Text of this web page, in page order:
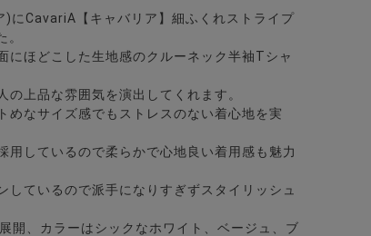
袖Tシャツ/全4色
にCavariA【キャバリア】細ふくれストライプ
。
にほどこした生地感のクルーネック半袖Tシャ
の上品な雰囲気を演出してくれます。
めなサイズ感でもストレスのない着心地を実
用しているので柔らかで心地良い着用感も魅力
しているので派手になりすぎずスタイリッシュ
開、カラーはシックなホワイト、ベージュ、ブ